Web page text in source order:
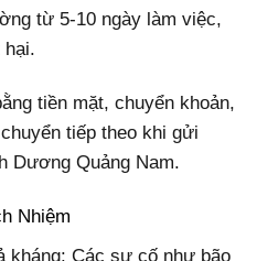
từ 5-10 ngày làm việc,
hại.
tiền mặt, chuyển khoản,
tiếp theo khi gửi
Dương Quảng Nam.
Nhiệm
kháng: Các sự cố như bão